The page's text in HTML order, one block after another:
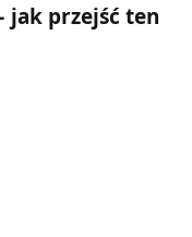
jak przejść ten